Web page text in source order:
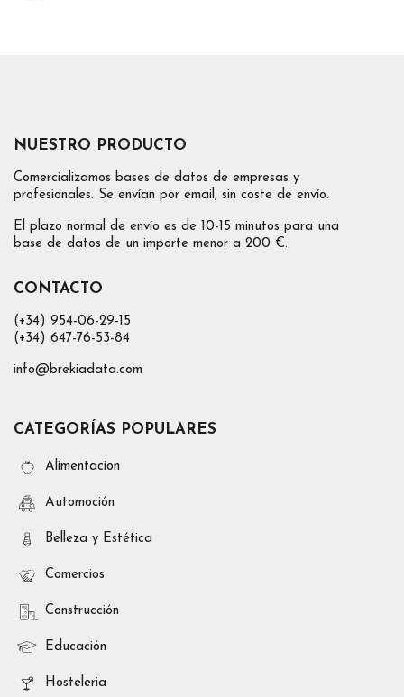
NUESTRO PRODUCTO
Comercializamos bases de datos de empresas y
profesionales. Se envían por email, sin coste de envío.
El plazo normal de envío es de 10-15 minutos para una
base de datos de un importe menor a 200 €.
CONTACTO
(+34) 954-06-29-15
(+34) 647-76-53-84
info@brekiadata.com
CATEGORÍAS POPULARES
Alimentacion
Automoción
Belleza y Estética
Comercios
Construcción
Educación
Hosteleria